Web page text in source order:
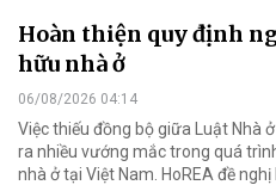
Hoàn thiện quy định
hữu nhà ở
06/08/2026 04:14
Việc thiếu đồng bộ giữa Luật Nhà
ra nhiều vướng mắc trong quá
nhà ở tại Việt Nam. HoREA đề